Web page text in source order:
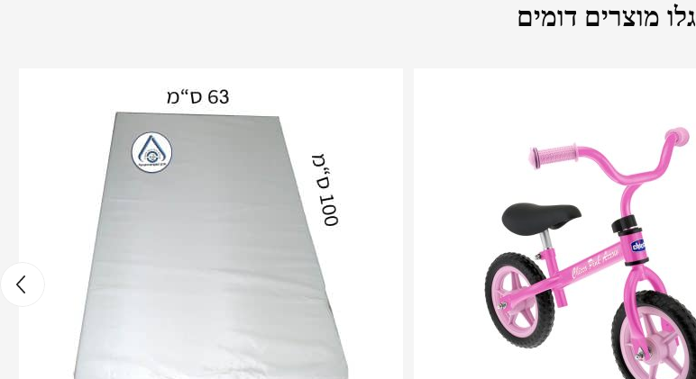
גלו מוצרים דומים